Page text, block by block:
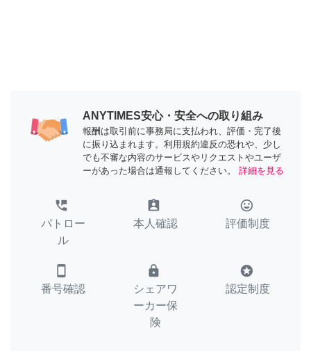
ANYTIMES安心・安全への取り組み
報酬は取引前に事務局に支払われ、評価・完了後
に振り込まれます。利用規約違反の恐れや、少し
でも不審な内容のサービスやリクエストやユーザ
ーがあった場合は通報してください。
詳細を見る
perm_phone_msg
パトロー
ル
assignment_ind
本人確認
tag_faces
評価制度
smartphone
番号確認
lock
シェアワ
ーカー保
険
stars
認定制度